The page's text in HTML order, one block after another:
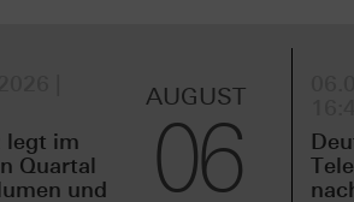
legt im
Quartal
und
AUGUST
06